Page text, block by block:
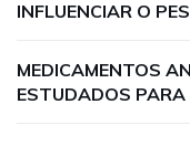
INFLUENCIAR O
MEDICAMENTOS
ESTUDADOS PARA